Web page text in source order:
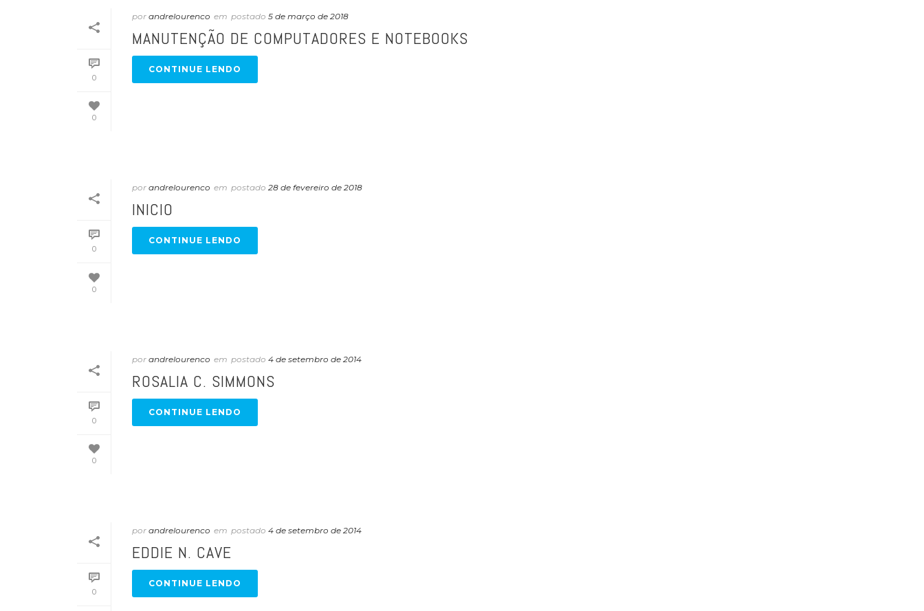
0
0
por andrelourenco em postado 5 de março de 2018
MANUTENÇÃO DE COMPUTADORES E NOTEBOOKS
CONTINUE LENDO
0
0
por andrelourenco em postado 28 de fevereiro de 2018
INICIO
CONTINUE LENDO
0
0
por andrelourenco em postado 4 de setembro de 2014
ROSALIA C. SIMMONS
CONTINUE LENDO
0
por andrelourenco em postado 4 de setembro de 2014
EDDIE N. CAVE
CONTINUE LENDO